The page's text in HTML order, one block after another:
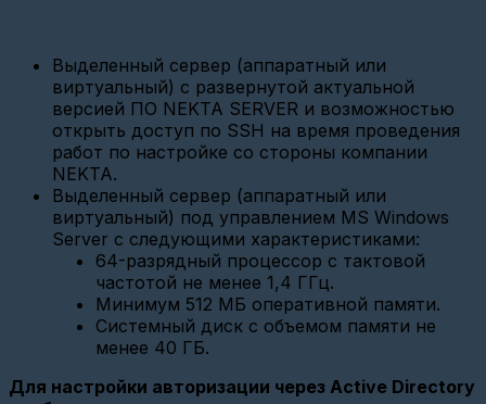
станции
Вега
БС-2.2
(Веб-
интерфейс)
Настройка
опроса
по
CSD
Настройка
связи
Ethernet
базовой
Выделенный сервер (аппаратный или
виртуальный) с развернутой актуальной
версией ПО NEKTA SERVER и возможностью
открыть доступ по SSH на время проведения
работ по настройке со стороны компании
NEKTA.
Выделенный сервер (аппаратный или
виртуальный) под управлением MS Windows
Server с следующими характеристиками:
64-разрядный процессор с тактовой
частотой не менее 1,4 ГГц.
Минимум 512 МБ оперативной памяти.
Системный диск с объемом памяти не
менее 40 ГБ.
Для настройки авторизации через Active Directory